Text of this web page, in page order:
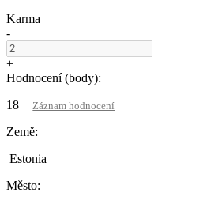
Karma
-
+
Hodnocení (body):
18
Záznam hodnocení
Země:
Estonia
Město: